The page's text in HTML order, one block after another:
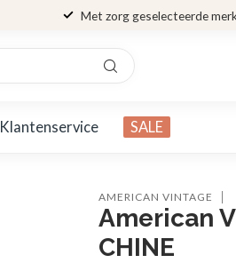
Met zorg geselecteerde
Klantenservice SALE
AMERICAN VINTAGE
American
CHINE